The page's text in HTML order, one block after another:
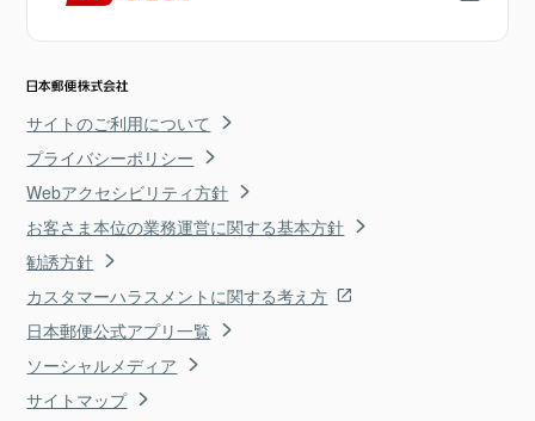
サイトのご利用について
プライバシーポリシー
Webアクセシビリティ方針
お客さま本位の業務運営に関する基本方針
勧誘方針
カスタマーハラスメントに関する考え方
日本郵便公式アプリ一覧
ソーシャルメディア
サイトマップ